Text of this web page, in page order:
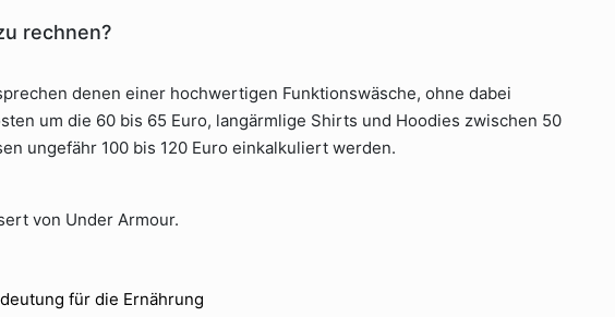
rechnen?
denen einer hochwertigen Funktionswäsche, ohne dabei
um die 60 bis 65 Euro, langärmlige Shirts und Hoodies zwischen 50
ungefähr 100 bis 120 Euro einkalkuliert werden.
von Under Armour.
für die Ernährung